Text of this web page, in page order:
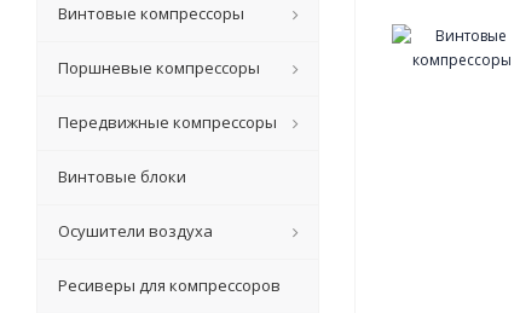
Винтовые компрессоры
Поршневые компрессоры
Передвижные компрессоры
Винтовые блоки
Осушители воздуха
Ресиверы для компрессоров